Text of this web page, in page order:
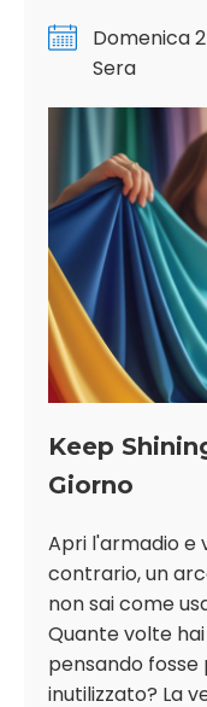
Domenica
Sera
Keep
Giorno
Apri l'armadio e
contrario, un
non sai come
Quante volte
pensando
inutilizzato? La